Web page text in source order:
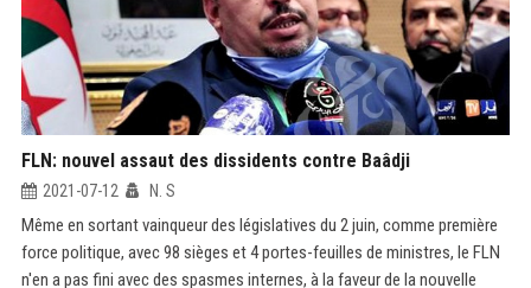
FLN: nouvel assaut des dissidents contre Baâdji
2021-07-12 N. S
Même en sortant vainqueur des législatives du 2 juin, comme première
force politique, avec 98 sièges et 4 portes-feuilles de ministres, le FLN
n'en a pas fini avec des spasmes internes, à la faveur de la nouvelle